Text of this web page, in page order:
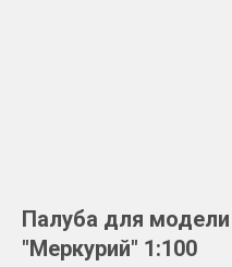
Палуба для модели
"Меркурий" 1:100